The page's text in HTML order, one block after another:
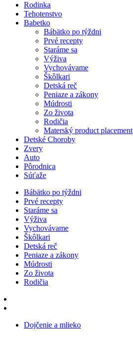
Rodinka
Tehotenstvo
Babetko
Bábätko po týždni
Prvé recepty
Staráme sa
Výživa
Vychovávame
Škôlkari
Detská reč
Peniaze a zákony
Múdrosti
Zo života
Rodičia
Materský product placement
Detské Choroby
Zvery
Auto
Pôrodnica
Súťaže
Bábätko po týždni
Prvé recepty
Staráme sa
Výživa
Vychovávame
Škôlkari
Detská reč
Peniaze a zákony
Múdrosti
Zo života
Rodičia
Dojčenie a mlieko